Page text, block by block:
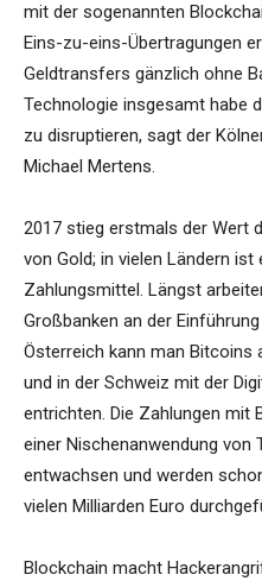
mit der sogenannten
Eins-zu-eins-Übertragungen
Geldtransfers gänzlich ohne
Technologie insgesamt habe
zu disruptieren, sagt der
Michael Mertens.
2017 stieg erstmals der Wert
von Gold; in vielen Ländern
Zahlungsmittel. Längst
Großbanken an der
Österreich kann man Bitcoins
und in der Schweiz mit der
entrichten. Die Zahlungen mit
einer Nischenanwendung von
entwachsen und werden
vielen Milliarden Euro
Blockchain macht